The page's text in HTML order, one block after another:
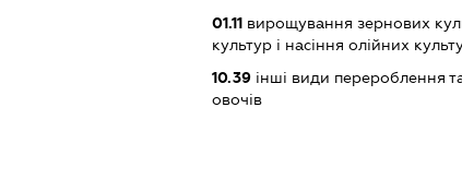
01.11вирощування зернових
культур і насіння олійних
10.39інші види перероблення
овочів